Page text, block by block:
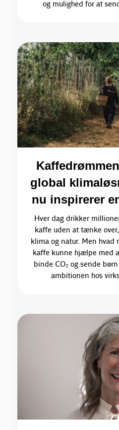
og mulighed for at
global
nu inspirerer
Hver dag drikker
kaffe uden at tænke
klima og natur. Men
kaffe kunne hjælpe med
binde CO₂ og sende
ambitionen hos